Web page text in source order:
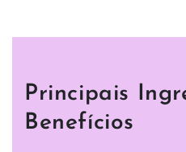
Principais
Benefícios